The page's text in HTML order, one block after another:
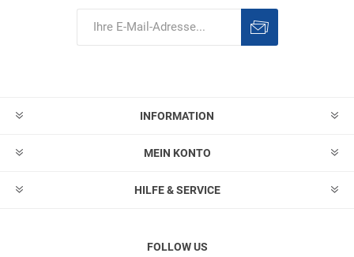
INFORMATION
MEIN KONTO
HILFE & SERVICE
FOLLOW US